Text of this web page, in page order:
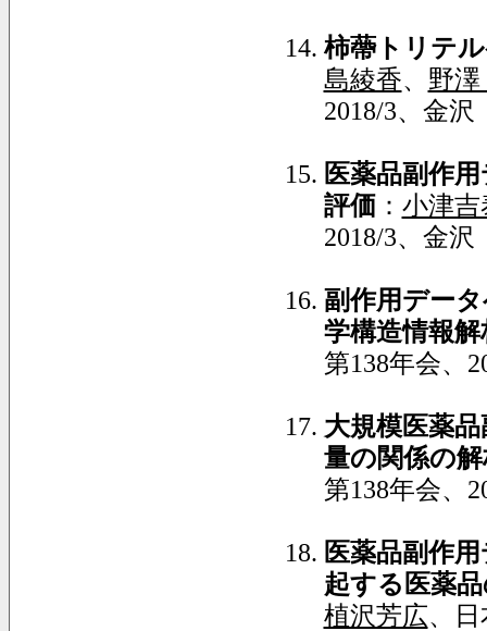
柿蔕トリテ
島綾香、 野
2018/3、金沢
医薬品副作
評価： 小津吉
2018/3、金沢
副作用デー
学構造情報解
第138年会、
大規模医薬
量の関係の
第138年会、
医薬品副作
起する医薬
植沢芳広、